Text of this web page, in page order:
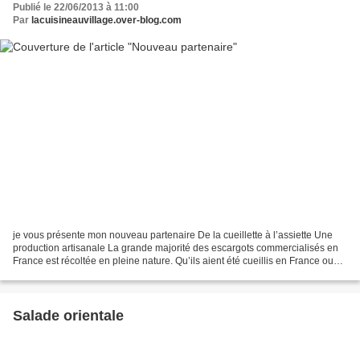
Publié le 22/06/2013 à 11:00
Par lacuisineauvillage.over-blog.com
je vous présente mon nouveau partenaire De la cueillette à l’assiette Une
production artisanale La grande majorité des escargots commercialisés en
France est récoltée en pleine nature. Qu’ils aient été cueillis en France ou
Salade orientale